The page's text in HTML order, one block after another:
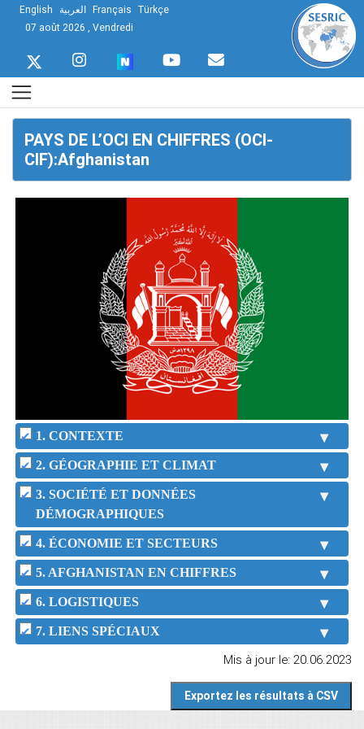
English العربية Français Türkçe
07 août 2026 , Vendredi
PAYS DE L’OCI EN CHIFFRES (OCI-
CIF):Afghanistan
1. CONTEXTE
2. GÉOGRAPHIE ET CLIMAT
3. SOCIÉTÉ ET DONNÉES
DÉMOGRAPHIQUES
4. ÉCONOMIE ET SECTEURS
5. AFGHANISTAN EN CHIFFRES
6. LOGISTIQUES
7. LIENS SPÉCIAUX
Mis à jour le: 20.06.2023